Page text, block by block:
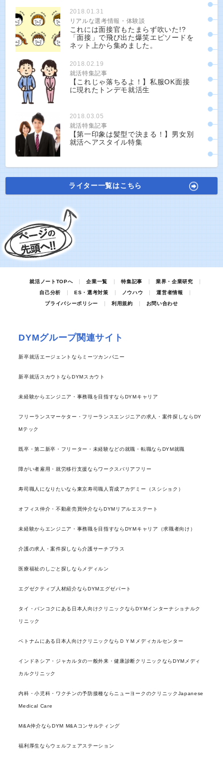
2018.01.31
リアルな選考情報・体験談
これには面接官もたまらず吹いた!?
「面接」で飛び出た爆笑エピソードを
ネット上から集めました。
2018.02.19
就活特集記事
【これじゃ落ちるよ！】私服OK面接
に現れたトンデモ就活生
2018.03.05
就活特集記事
【第一印象は髪型で決まる！】男女別
就活ヘアスタイル特集
ライター一覧はこちら
就活ノートTOPへ 企業一覧 特集記事
業界・企業研究
自己分析
ES・選考対策 ノウハウ
運営者情報
プライバシーポリシー
利用規約 お問い合わせ
DYMグループ関連サイト
新卒就活エージェントならミーツカンパニー
新卒就活スカウトならDYMスカウト
未経験からエンジニア・事務職を目指すならDYMキャリア
フリーランスマーケター・フリーランスエンジニアの求人・案件探しならDY
Mテック
既卒・第二新卒・フリーター・未経験などの就職・転職ならDYM就職
障がい者雇用・就労移行支援ならワークスバリアフリー
寿司職人になりたいなら東京寿司職人育成アカデミー（スシショク）
オフィス仲介・不動産売買仲介ならDYMリアルエステート
未経験からエンジニア・事務職を目指すならDYMキャリア（求職者向け）
介護の求人・案件探しなら介護サーチプラス
医療福祉のしごと探しならメディルン
エグゼクティブ人材紹介ならDYMエグゼパート
タイ・バンコクにある日本人向けクリニックならDYMインターナショナルク
リニック
ベトナムにある日本人向けクリニックならＤＹＭメディカルセンター
インドネシア・ジャカルタの一般外来・健康診断クリニックならDYMメディ
カルクリニック
内科・小児科・ワクチンの予防接種ならニューヨークのクリニックJapanese
Medical Care
M&A仲介ならDYM M&Aコンサルティング
福利厚生ならウェルフェアステーション